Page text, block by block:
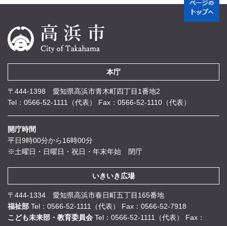
本庁
〒444-1398 愛知県高浜市青木町四丁目1番地2
Tel：0566-52-1111（代表）
Fax：0566-52-1110（代表）
開庁時間
平日9時00分から16時00分
※土曜日・日曜日・祝日・年末年始 閉庁
いきいき広場
〒444-1334 愛知県高浜市春日町五丁目165番地
福祉部 Tel：0566-52-1111（代表）
Fax：0566-52-7918
こども未来部・教育委員会 Tel：0566-52-1111（代表）
Fax：